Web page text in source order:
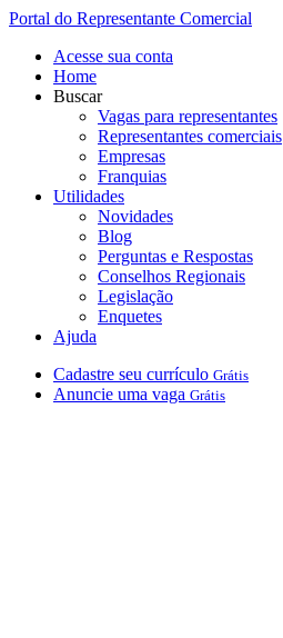
Portal do Representante Comercial
Acesse sua conta
Home
Buscar
Vagas para representantes
Representantes comerciais
Empresas
Franquias
Utilidades
Novidades
Blog
Perguntas e Respostas
Conselhos Regionais
Legislação
Enquetes
Ajuda
Cadastre seu currículo Grátis
Anuncie uma vaga Grátis